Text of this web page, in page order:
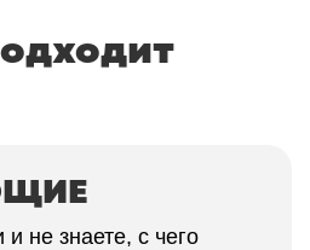
не знаете, с чего